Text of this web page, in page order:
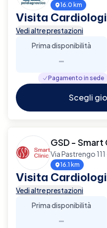
16.0 km
Visita
Vedi altre prestazioni
Prima disponibilità
-
Pagamento in sede
Scegli
GSD - Smart
Via Pastrengo
16.1 km
Visita
Vedi altre prestazioni
Prima disponibilità
-